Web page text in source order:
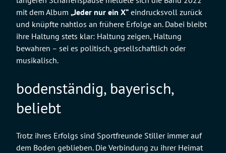
mit dem Album „Jeder nur ein X“ eindrucksvoll zurück
und knüpfte nahtlos an frühere Erfolge an. Dabei bleibt
ihre Haltung stets klar: Haltung zeigen, Haltung
bewahren – sei es politisch, gesellschaftlich oder
musikalisch.
bodenständig, bayerisch,
beliebt
Trotz ihres Erfolgs sind Sportfreunde Stiller immer auf
dem Boden geblieben. Die Verbindung zu ihrer Heimat